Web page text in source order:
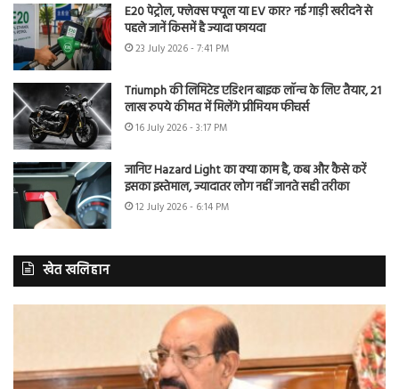
E20 पेट्रोल, फ्लेक्स फ्यूल या EV कार? नई गाड़ी खरीदने से
पहले जानें किसमें है ज्यादा फायदा
23 July 2026 - 7:41 PM
Triumph की लिमिटेड एडिशन बाइक लॉन्च के लिए तैयार, 21
लाख रुपये कीमत में मिलेंगे प्रीमियम फीचर्स
16 July 2026 - 3:17 PM
जानिए Hazard Light का क्या काम है, कब और कैसे करें
इसका इस्तेमाल, ज्यादातर लोग नहीं जानते सही तरीका
12 July 2026 - 6:14 PM
खेत खलिहान